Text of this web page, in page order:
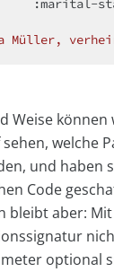
Müller,
Weise
welche
und haben
Code
bleibt aber:
optional